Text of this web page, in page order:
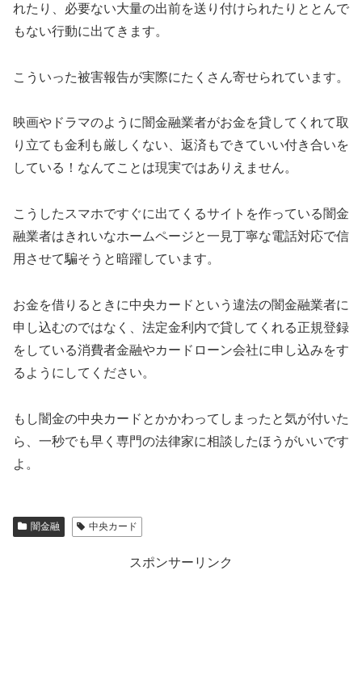
れたり、必要ない大量の出前を送り付けられたりととんで
もない行動に出てきます。
こういった被害報告が実際にたくさん寄せられています。
映画やドラマのように闇金融業者がお金を貸してくれて取
り立ても金利も厳しくない、返済もできていい付き合いを
している！なんてことは現実ではありえません。
こうしたスマホですぐに出てくるサイトを作っている闇金
融業者はきれいなホームページと一見丁寧な電話対応で信
用させて騙そうと暗躍しています。
お金を借りるときに中央カード という違法の闇金融業者に
申し込むのではなく、法定金利内で貸してくれる正規登録
をしている消費者金融やカードローン会社に申し込みをす
るようにしてください。
もし闇金の中央カード とかかわってしまったと気が付いた
ら、一秒でも早く専門の法律家に相談したほうがいいです
よ。
闇金融 中央カード
スポンサーリンク